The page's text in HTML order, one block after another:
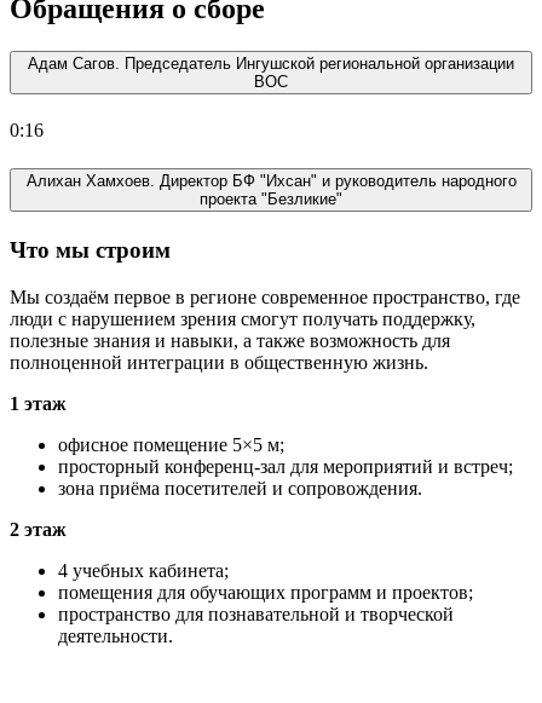
Обращения о сборе
Адам Сагов. Председатель Ингушской региональной организации
ВОС
0:16
Алихан Хамхоев. Директор БФ "Ихсан" и руководитель народного
проекта "Безликие"
Что мы строим
Мы создаём первое в регионе современное пространство, где
люди с нарушением зрения смогут получать поддержку,
полезные знания и навыки, а также возможность для
полноценной интеграции в общественную жизнь.
1 этаж
офисное помещение 5×5 м;
просторный конференц-зал для мероприятий и встреч;
зона приёма посетителей и сопровождения.
2 этаж
4 учебных кабинета;
помещения для обучающих программ и проектов;
пространство для познавательной и творческой
деятельности.